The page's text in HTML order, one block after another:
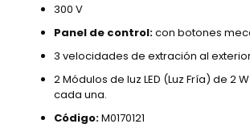
300 V
Panel de control:con botones
3 velocidades de extración al
2 Módulos de luz LED (Luz Fría) de 2
cada una.
Código:M0170121